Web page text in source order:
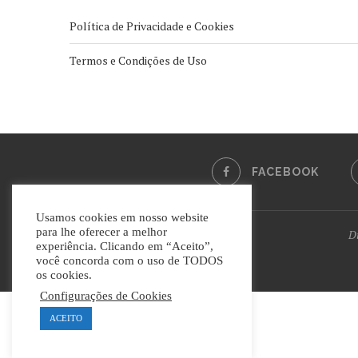
Política de Privacidade e Cookies
Termos e Condições de Uso
FACEBOOK
Usamos cookies em nosso website
para lhe oferecer a melhor
experiência. Clicando em “Aceito”,
você concorda com o uso de TODOS
os cookies.
Configurações de Cookies
ACEITO